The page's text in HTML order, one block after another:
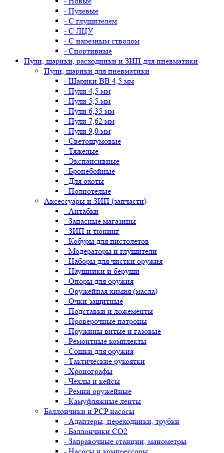
- Пулевые
- С глушителем
- С ЛЦУ
- С нарезным стволом
- Спортивные
Пули, шарики, расходники и ЗИП для пневматики
Пули, шарики для пневматики
- Шарики BB 4,5 мм
- Пули 4,5 мм
- Пули 5,5 мм
- Пули 6,35 мм
- Пули 7,62 мм
- Пули 9,0 мм
- Светошумовые
- Тяжелые
- Экспансивные
- Бронебойные
- Для охоты
- Полнотелые
Аксессуары и ЗИП (запчасти)
- Антабки
- Запасные магазины
- ЗИП и тюнинг
- Кобуры для пистолетов
- Модераторы и глушители
- Наборы для чистки оружия
- Наушники и беруши
- Опоры для оружия
- Оружейная химия (масла)
- Очки защитные
- Подставки и ложементы
- Проверочные патроны
- Пружины витые и газовые
- Ремонтные комплекты
- Сошки для оружия
- Тактические рукоятки
- Хронографы
- Чехлы и кейсы
- Ремни оружейные
- Камуфляжные ленты
Баллончики и PCP насосы
- Адаптеры, переходники, трубки
- Баллончики CO2
- Заправочные станции, манометры